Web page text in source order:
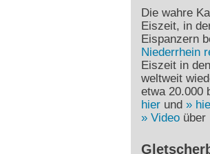
Die wahre
Eiszeit, in
Eispanzern
Niederrhein
Eiszeit in
weltweit
etwa 20.000
hierund
Videoüber